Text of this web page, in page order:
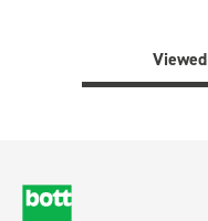
Viewed